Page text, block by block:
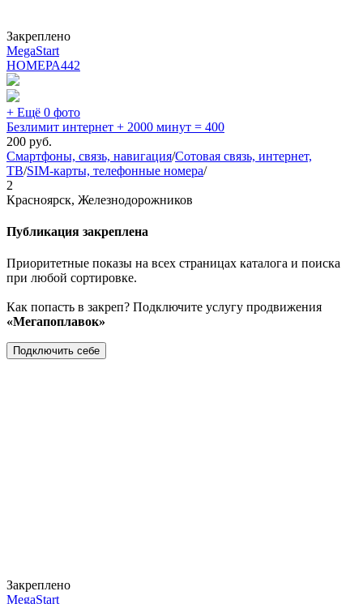
Закреплено
MegaStart
НОМЕРА442
+ Ещё 0 фото
Безлимит интернет + 2000 минут = 400
200 руб.
Смартфоны, связь, навигация/Сотовая связь, интернет,
ТВ/SIM-карты, телефонные номера/
2
Красноярск, Железнодорожников
Публикация закреплена
Приоритетные показы на всех страницах каталога и поиска
при любой сортировке.
Как попасть в закреп? Подключите услугу продвижения
«Мегапоплавок»
Подключить себе
Закреплено
MegaStart